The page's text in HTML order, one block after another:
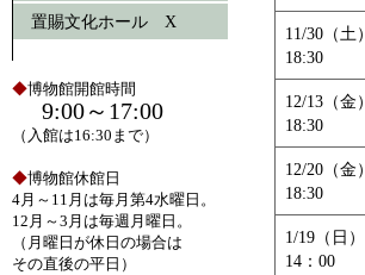
置賜文化ホール X
◆博物館開館時間
9:00～17:00
（入館は16:30まで）
◆博物館休館日
4月～11月は毎月第4水曜日。
12月～3月は毎週月曜日。
（月曜日が休日の場合は
その直後の平日）
11/30（土）
18:30
12/13（金）
18:30
12/20（金）
18:30
1/19（日）
14：00